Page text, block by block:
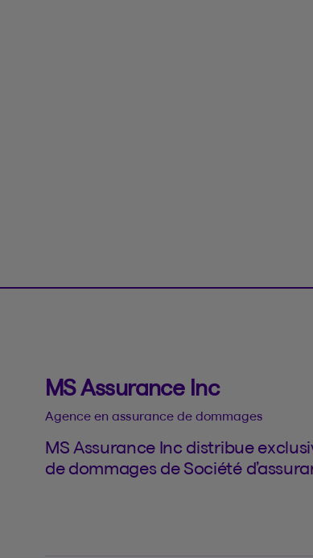
MS Assurance Inc
Agence en assurance de dommages
MS Assurance Inc distribue
de dommages de Société